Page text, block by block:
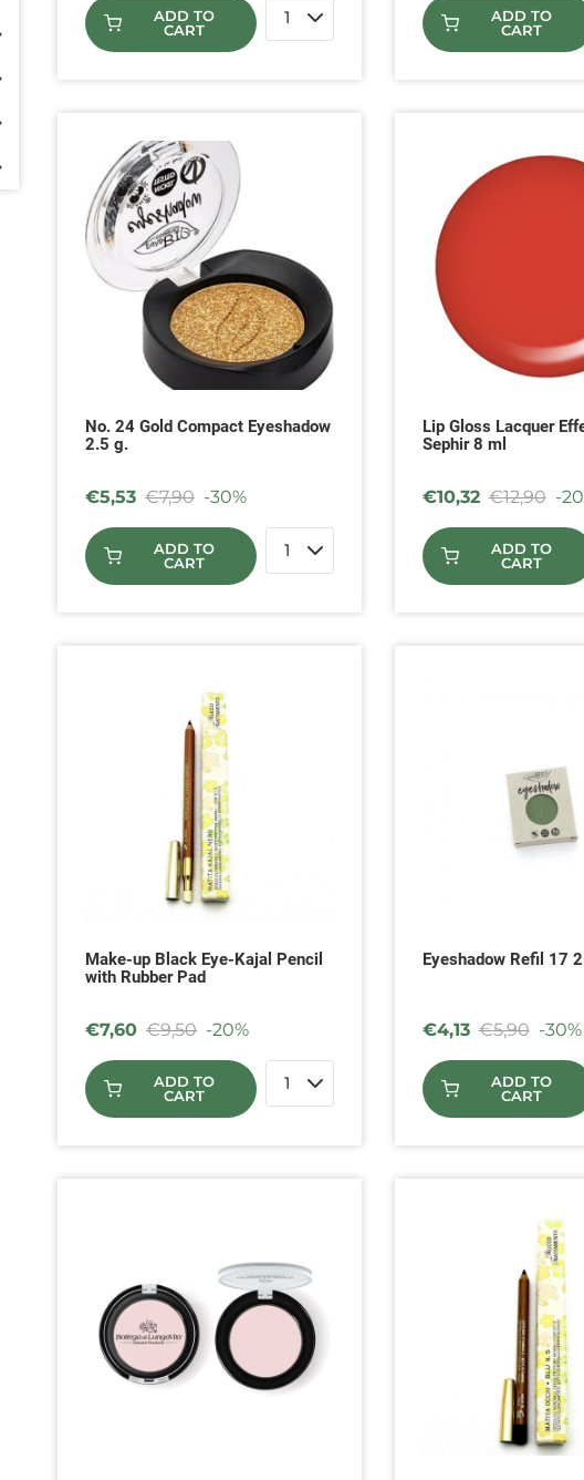
ADD TO
CART
ADD TO
CART
No. 24 Gold Compact Eyeshadow
2.5 g.
€5,53 €7,90 -30%
ADD TO
CART
Lip Gloss Lacquer
Sephir 8 ml
€10,32 €12,90 -
ADD TO
CART
Make-up Black Eye-Kajal Pencil
with Rubber Pad
€7,60 €9,50 -20%
ADD TO
CART
Eyeshadow Refil 17
€4,13 €5,90 -30%
ADD TO
CART